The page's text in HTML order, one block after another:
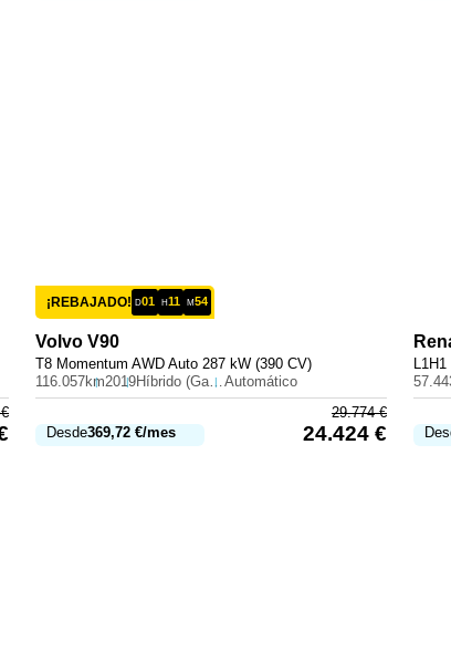
€
¡REBAJADO! D01 H11 M54
Volvo V90
T8 Momentum AWD Auto 287 kW (390 CV)
116.057km2019 Híbrido (Gasolina) Automático
Desde369,72 €/mes
29.774€
24.424 €